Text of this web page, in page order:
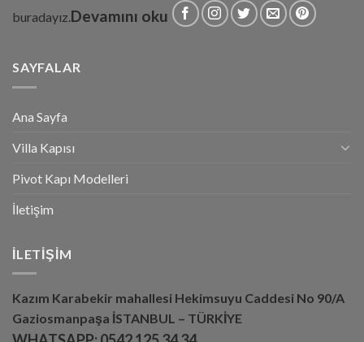
buradayız.Devamını oku
SAYFALAR
Ana Sayfa
Villa Kapısı
Pivot Kapı Modelleri
İletişim
İLETIŞIM
Kazım Karabekir mahallesi Hekimsuyu Caddesi No 90/A
Gaziosmanpaşa İSTANBUL – TÜRKİYE